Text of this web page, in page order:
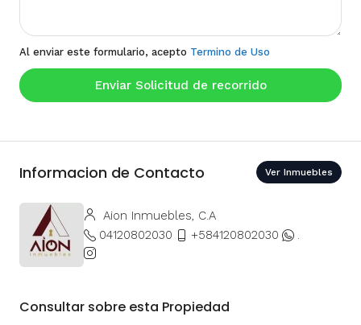
Al enviar este formulario, acepto Termino de Uso
Enviar Solicitud de recorrido
Informacion de Contacto Ver Inmuebles
Aion Inmuebles, C.A
04120802030
+584120802030 .
Consultar sobre esta Propiedad